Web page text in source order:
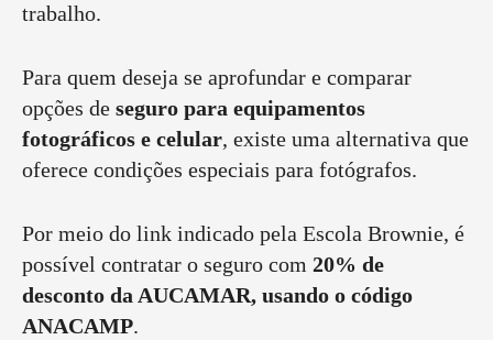
trabalho.
Para quem deseja se aprofundar e comparar
opções de seguro para equipamentos
fotográficos e celular, existe uma alternativa que
oferece condições especiais para fotógrafos.
Por meio do link indicado pela Escola Brownie, é
possível contratar o seguro com 20% de
desconto da AUCAMAR, usando o código
ANACAMP.